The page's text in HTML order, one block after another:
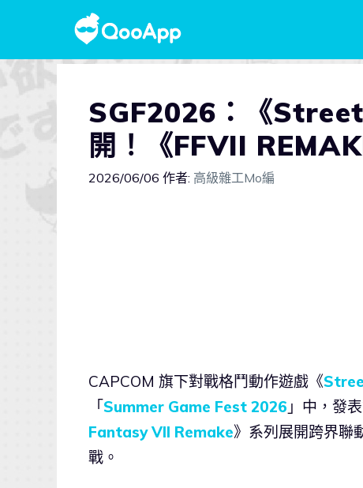
SGF2026：《
開！《FFVII
2026/06/06 作者: 高級雜工Mo編
CAPCOM 旗下對戰格鬥動作遊戲《
「Summer Game Fest 2026 」中，發
Fantasy VII Remake》系列展開跨界聯
戰。